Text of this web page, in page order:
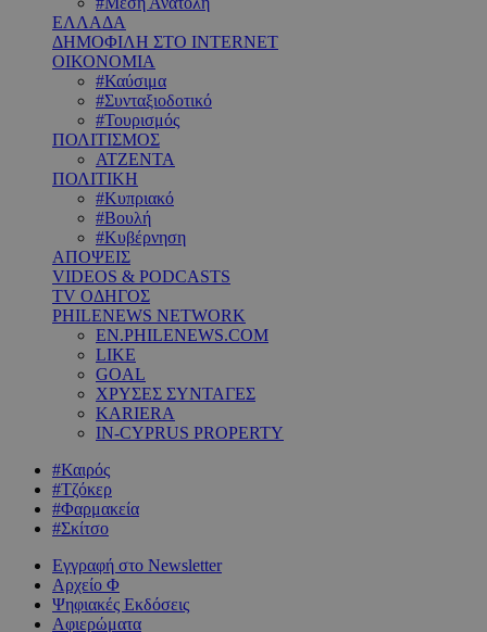
ΕΛΛΑΔΑ
ΔΗΜΟΦΙΛΗ ΣΤΟ INTERNET
ΟΙΚΟΝΟΜΙΑ
#Καύσιμα
#Συνταξιοδοτικό
#Τουρισμός
ΠΟΛΙΤΙΣΜΟΣ
ΑΤΖΕΝΤΑ
ΠΟΛΙΤΙΚΗ
#Κυπριακό
#Βουλή
#Κυβέρνηση
ΑΠΟΨΕΙΣ
VIDEOS & PODCASTS
TV ΟΔΗΓΟΣ
PHILENEWS NETWORK
EN.PHILENEWS.COM
LIKE
GOAL
ΧΡΥΣΕΣ ΣΥΝΤΑΓΕΣ
KARIERA
IN-CYPRUS PROPERTY
#Καιρός
#Τζόκερ
#Φαρμακεία
#Σκίτσο
Εγγραφή στο Newsletter
Αρχείο Φ
Ψηφιακές Εκδόσεις
Αφιερώματα